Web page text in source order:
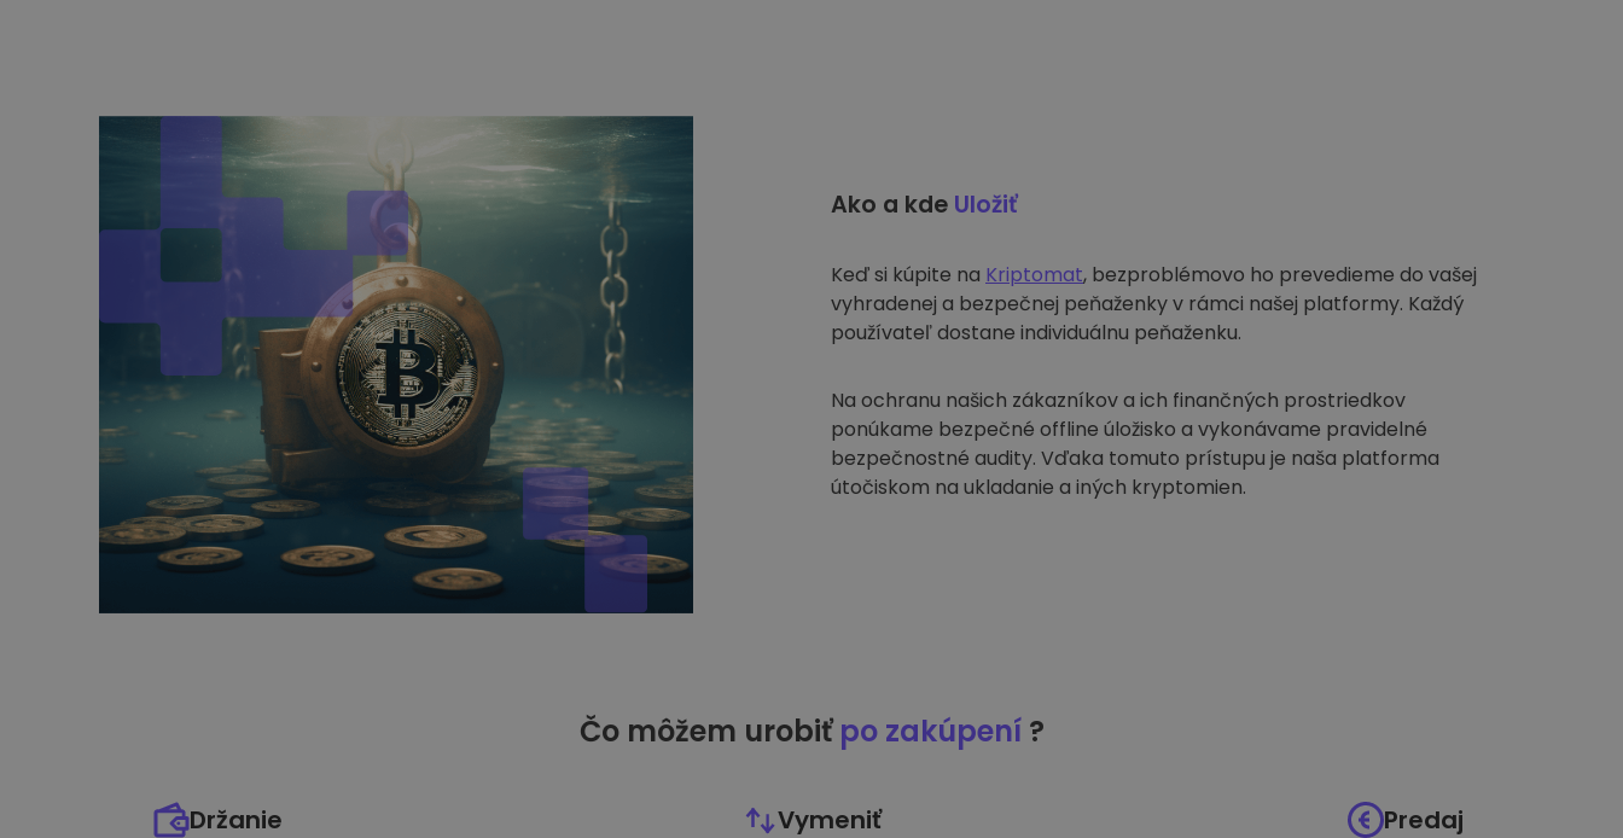
Ako a kde Uložiť
Keď si kúpite na Kriptomat, bezproblémovo ho prevedieme do vašej
vyhradenej a bezpečnej peňaženky v rámci našej platformy. Každý
používateľ dostane individuálnu peňaženku.
Na ochranu našich zákazníkov a ich finančných prostriedkov
ponúkame bezpečné offline úložisko a vykonávame pravidelné
bezpečnostné audity. Vďaka tomuto prístupu je naša platforma
útočiskom na ukladanie a iných kryptomien.
Čo môžem urobiť po zakúpení?
Držanie Vymeniť Predaj